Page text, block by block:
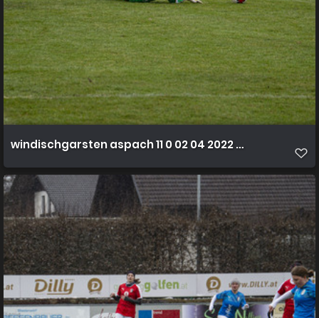
windischgarsten aspach 11 0 02 04 2022 38